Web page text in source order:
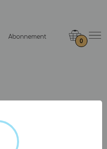
Abonnement
0